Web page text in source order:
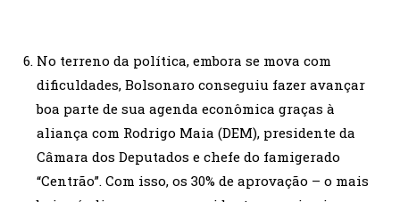
No terreno da política, embora se mova com
dificuldades, Bolsonaro conseguiu fazer avançar
boa parte de sua agenda econômica graças à
aliança com Rodrigo Maia (DEM), presidente da
Câmara dos Deputados e chefe do famigerado
“Centrão”. Com isso, os 30% de aprovação – o mais